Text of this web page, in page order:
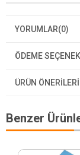
YORUMLAR(0)
ÖDEME
ÜRÜN ÖNERILERI
Benzer